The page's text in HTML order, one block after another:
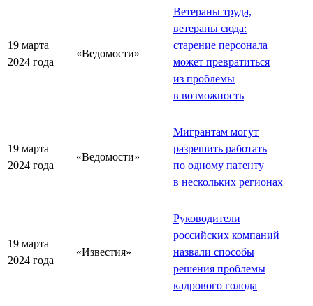
19 марта
2024 года
«Ведомости»
Ветераны труда,
ветераны сюда:
старение персонала
может превратиться
из проблемы
в возможность
19 марта
2024 года
«Ведомости»
Мигрантам могут
разрешить работать
по одному патенту
в нескольких регионах
19 марта
2024 года
«Известия»
Руководители
российских компаний
назвали способы
решения проблемы
кадрового голода